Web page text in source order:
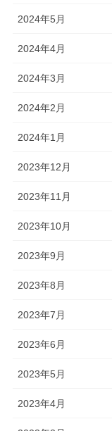
2024年5月
2024年4月
2024年3月
2024年2月
2024年1月
2023年12月
2023年11月
2023年10月
2023年9月
2023年8月
2023年7月
2023年6月
2023年5月
2023年4月